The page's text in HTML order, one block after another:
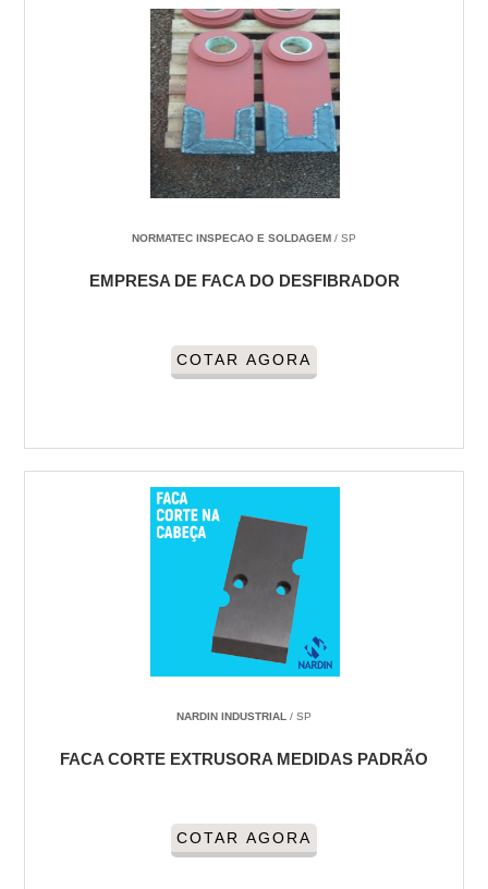
NORMATEC INSPECAO E SOLDAGEM / SP
EMPRESA DE FACA DO DESFIBRADOR
COTAR AGORA
NARDIN INDUSTRIAL / SP
FACA CORTE EXTRUSORA MEDIDAS PADRÃO
COTAR AGORA